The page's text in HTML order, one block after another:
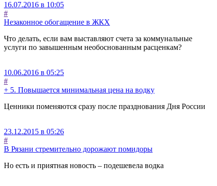
16.07.2016 в 10:05
#
Незаконное обогащение в ЖКХ
Что делать, если вам выставляют счета за коммунальные
услуги по завышенным необоснованным расценкам?
10.06.2016 в 05:25
#
+ 5. Повышается минимальная цена на водку
Ценники поменяются сразу после празднования Дня России
23.12.2015 в 05:26
#
В Рязани стремительно дорожают помидоры
Но есть и приятная новость – подешевела водка